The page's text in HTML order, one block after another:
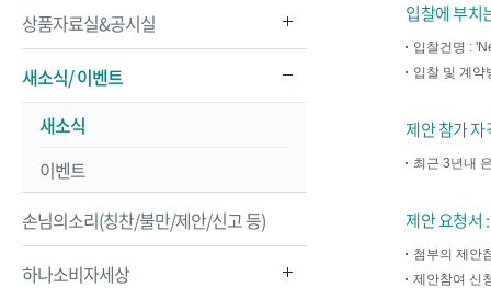
상품자료실&공시실
새소식/ 이벤트
새소식
이벤트
손님의소리(칭찬/불만/제안/신고 등)
하나소비자세상
입찰에 부치
입찰건명 :
입찰 및 계약
제안 참가 자
최근 3년내
제안 요청서
첨부의 제안
제안참여 신